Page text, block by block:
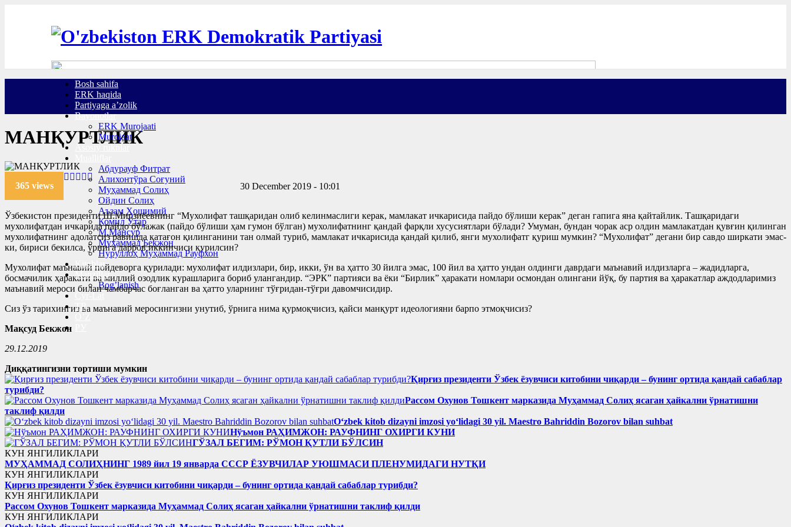
Bosh sahifa
ERK haqida
Partiyaga a’zolik
Bayonotlar
ERK Murojaati
Murojaat
Абдурауф Фитрат
Алихонтўра Соғуний
Муҳаммад Солиҳ
Ойдин Солиҳ
Аъзам Ҳошимий
Комил Ўтар
М.Мансур
Муҳаммад Бекжон
Нуруллоҳ Муҳаммад Рауфхон
Kitoblar
Manzillar
Bog’lanish
TR
МАНҚУРТЛИК
365 views 30 December 2019 - 10:01
Ўзбекистон президенти Ш.Мирзиёевнинг “Мухолифат ташқаридан олиб келинмаслиги керак, мамлакат ичкарисида пайдо бўлиши керак” деган гапига яна қайтайлик. Ташқаридаги
мухолифатдан ичкарида пайдо бўлажак (пайдо бўлиши ҳам гумон бўлган) мухолифатнинг қандай фарқли хусусиятлари бўлади? Умуман, бундан чорак аср олдин мамлакатдан қувғин қилинган
мухолифатнинг адолатсиз равишда қатағон қилинганини тан олмай туриб, мамлакат ичкарисида қандай қилиб, янги мухолифатг қуриш мумкин? “Мухолифат” дегани бир савдо ширкати эмас-
ки, бириси бекилса, ўрнига дарров иккинчиси қурилсин?
Мухолифат маънавий пойдеворга қурилади: мухолифат илдизлари, бир, икки, ўн ва ҳатто 30 йилга эмас, 100 йил ва ҳатто ундан олдинги даврдаги маънавий илдизларга – жадидларга,
босмачилик ҳаракати ва миллий озодлик курашларига бориб улангандир. “ЭРК” партияси ва ёки “Бирлик” ҳаракати номлари осмондан олингани йўқ, бу партия ва ҳаракатлар аждодларимиз
маънавий мероси билан чамбарчас боғланган ва ҳатто уларнинг тўғридан-тўғри давомчисидир.
Сиз ўз тарихингиз ва маънавий меросингизни унутиб, ўрнига нима қурмоқчисиз, қайси манқурт идеологияни барпо этмоқчисиз?
Мақсуд Бекжон
29.12.2019
Диққатингизни тортиши мумкин
Қирғиз президенти Ўзбек ёзувчиси китобини чиқарди – бунинг ортида қандай сабаблар
турибди?
Рассом Охунов Тошкент марказида Муҳаммад Солиҳ яcаган ҳайкални ўрнатишни
таклиф қилди
Oʻzbek kitob dizayni imzosi yoʻlidagi 30 yil. Maestro Bahriddin Bozorov bilan suhbat
Нўъмон РАҲИМЖОН: РАУФНИНГ ОХИРГИ КУНИ
ГЎЗАЛ БЕГИМ: РЎМОН ҚУТЛИ БЎЛСИН
КУН ЯНГИЛИКЛАРИ
МУҲАММАД СОЛИҲНИНГ 1989 йил 19 январда СССР ЁЗУВЧИЛАР УЮШМАСИ ПЛЕНУМИДАГИ НУТҚИ
КУН ЯНГИЛИКЛАРИ
Қирғиз президенти Ўзбек ёзувчиси китобини чиқарди – бунинг ортида қандай сабаблар турибди?
КУН ЯНГИЛИКЛАРИ
Рассом Охунов Тошкент марказида Муҳаммад Солиҳ яcаган ҳайкални ўрнатишни таклиф қилди
КУН ЯНГИЛИКЛАРИ